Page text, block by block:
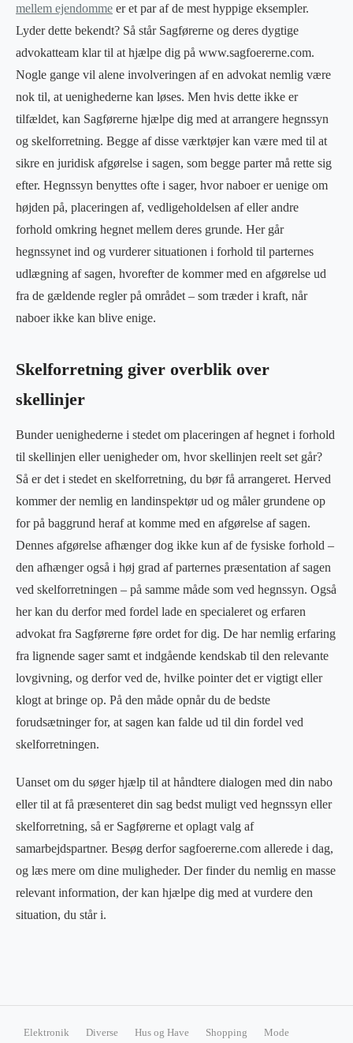
mellem ejendomme er et par af de mest hyppige eksempler.
Lyder dette bekendt? Så står Sagførerne og deres dygtige
advokatteam klar til at hjælpe dig på www.sagfoererne.com.
Nogle gange vil alene involveringen af en advokat nemlig være
nok til, at uenighederne kan løses. Men hvis dette ikke er
tilfældet, kan Sagførerne hjælpe dig med at arrangere hegnssyn
og skelforretning. Begge af disse værktøjer kan være med til at
sikre en juridisk afgørelse i sagen, som begge parter må rette sig
efter. Hegnssyn benyttes ofte i sager, hvor naboer er uenige om
højden på, placeringen af, vedligeholdelsen af eller andre
forhold omkring hegnet mellem deres grunde. Her går
hegnssynet ind og vurderer situationen i forhold til parternes
udlægning af sagen, hvorefter de kommer med en afgørelse ud
fra de gældende regler på området – som træder i kraft, når
naboer ikke kan blive enige.
Skelforretning giver overblik over
skellinjer
Bunder uenighederne i stedet om placeringen af hegnet i forhold
til skellinjen eller uenigheder om, hvor skellinjen reelt set går?
Så er det i stedet en skelforretning, du bør få arrangeret. Herved
kommer der nemlig en landinspektør ud og måler grundene op
for på baggrund heraf at komme med en afgørelse af sagen.
Dennes afgørelse afhænger dog ikke kun af de fysiske forhold –
den afhænger også i høj grad af parternes præsentation af sagen
ved skelforretningen – på samme måde som ved hegnssyn. Også
her kan du derfor med fordel lade en specialeret og erfaren
advokat fra Sagførerne føre ordet for dig. De har nemlig erfaring
fra lignende sager samt et indgående kendskab til den relevante
lovgivning, og derfor ved de, hvilke pointer det er vigtigt eller
klogt at bringe op. På den måde opnår du de bedste
forudsætninger for, at sagen kan falde ud til din fordel ved
skelforretningen.
Uanset om du søger hjælp til at håndtere dialogen med din nabo
eller til at få præsenteret din sag bedst muligt ved hegnssyn eller
skelforretning, så er Sagførerne et oplagt valg af
samarbejdspartner. Besøg derfor sagfoererne.com allerede i dag,
og læs mere om dine muligheder. Der finder du nemlig en masse
relevant information, der kan hjælpe dig med at vurdere den
situation, du står i.
Elektronik Diverse Hus og Have Shopping Mode